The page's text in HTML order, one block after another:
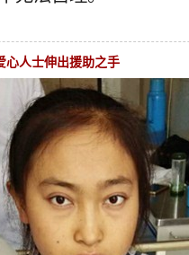
心人士伸出援助之手